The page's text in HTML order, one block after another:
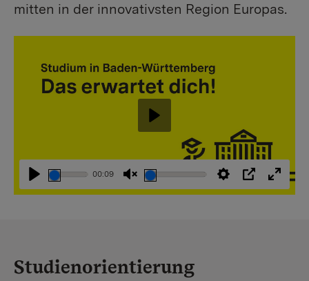
mitten in der innovativsten Region Europas.
Abspielen
00:09
StummschaltungEinstellungen
PIP
Abspielen
Studienorientierung